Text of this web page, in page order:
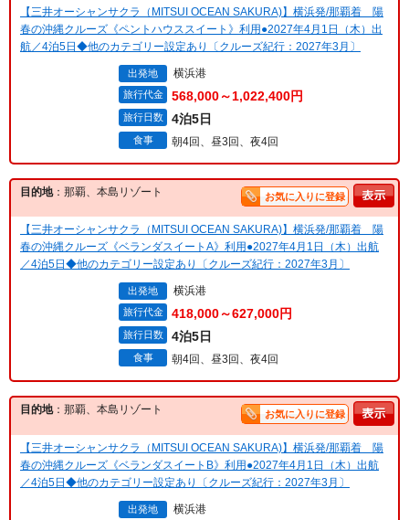
【三井オーシャンサクラ（MITSUI OCEAN SAKURA)】横浜発/那覇着 陽
春の沖縄クルーズ《ペントハウススイート》利用●2027年4月1日（木）出
航／4泊5日◆他のカテゴリー設定あり〔クルーズ紀行：2027年3月〕
出発地 横浜港
旅行代金 568,000～1,022,400円
旅行日数 4泊5日
食事 朝4回、昼3回、夜4回
目的地：那覇、本島リゾート お気に入りに登録
【三井オーシャンサクラ（MITSUI OCEAN SAKURA)】横浜発/那覇着 陽
春の沖縄クルーズ《ベランダスイートA》利用●2027年4月1日（木）出航
／4泊5日◆他のカテゴリー設定あり〔クルーズ紀行：2027年3月〕
出発地 横浜港
旅行代金 418,000～627,000円
旅行日数 4泊5日
食事 朝4回、昼3回、夜4回
目的地：那覇、本島リゾート お気に入りに登録
【三井オーシャンサクラ（MITSUI OCEAN SAKURA)】横浜発/那覇着 陽
春の沖縄クルーズ《ベランダスイートB》利用●2027年4月1日（木）出航
／4泊5日◆他のカテゴリー設定あり〔クルーズ紀行：2027年3月〕
出発地 横浜港